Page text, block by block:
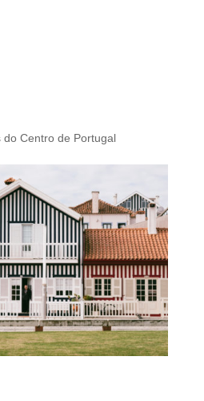
do Centro de Portugal